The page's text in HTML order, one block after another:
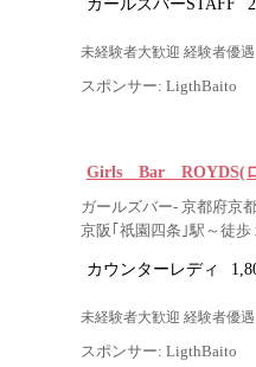
未経験者大歓迎 経験者優
スポンサー: LigthBaito
Girls Bar ROYDS(
ガールズバー- 京都府京
京阪｢祇園四条｣駅～徒歩
カウンターレディ
未経験者大歓迎 経験者優
スポンサー: LigthBaito